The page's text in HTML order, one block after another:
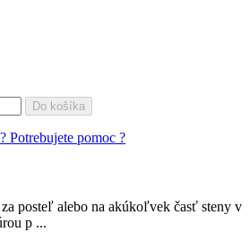
Do košíka
Potrebujete pomoc ?
za posteľ alebo na akúkoľvek časť steny v
p ...